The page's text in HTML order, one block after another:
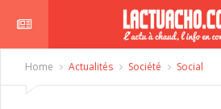
Home Actualités Société Social